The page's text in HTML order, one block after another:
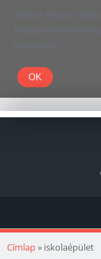
Kedves Olvasó!
felhasználói élmény
Köszönjük!
Jelenlegi hely
Címlap» iskolaépület